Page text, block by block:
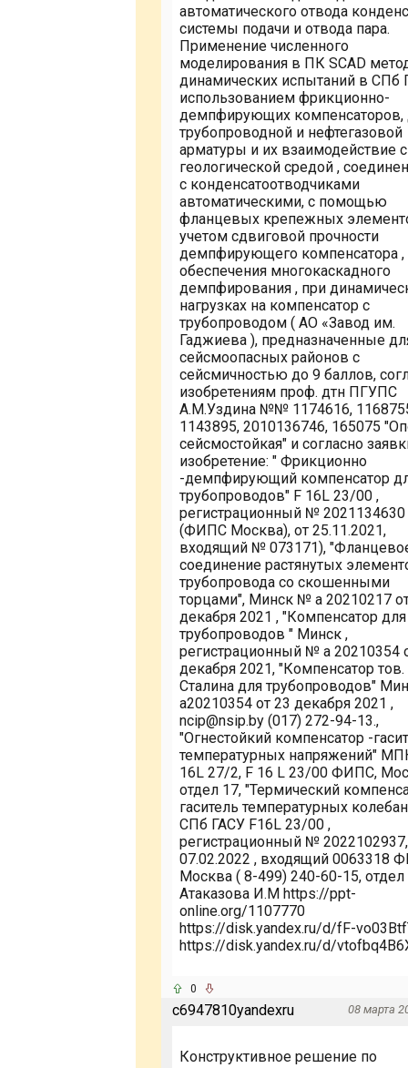
автоматического отвода
системы подачи и отвода пара.
Применение численного
моделирования в ПК SCAD
динамических испытаний в СПб
использованием фрикционно-
демпфирующих компенсаторов,
трубопроводной и нефтегазовой
арматуры и их взаимодействие с
геологической средой ,
с конденсатоотводчиками
автоматическими, с помощью
фланцевых крепежных
учетом сдвиговой прочности
демпфирующего компенсатора ,
обеспечения многокаскадного
демпфирования , при
нагрузках на компенсатор с
трубопроводом ( АО «Завод им.
Гаджиева ), предназначенные
сейсмоопасных районов с
сейсмичностью до 9 баллов,
изобретениям проф. дтн ПГУПС
А.М.Уздина №№ 1174616,
1143895, 2010136746, 165075
сейсмостойкая" и согласно
изобретение: " Фрикционно
-демпфирующий компенсатор
трубопроводов" F 16L 23/00 ,
регистрационный № 2021134630
(ФИПС Москва), от 25.11.2021,
входящий № 073171),
соединение растянутых
трубопровода со скошенными
торцами", Минск № а 20210217
декабря 2021 , "Компенсатор для
трубопроводов " Минск ,
регистрационный № а 20210354
декабря 2021, "Компенсатор тов.
Сталина для трубопроводов"
а20210354 от 23 декабря 2021 ,
ncip@nsip.by (017) 272-94-13.,
"Огнестойкий компенсатор -
температурных напряжений"
16L 27/2, F 16 L 23/00 ФИПС,
отдел 17, "Термический
гаситель температурных
СПб ГАСУ F16L 23/00 ,
регистрационный № 2022102937,
07.02.2022 , входящий 0063318
Москва ( 8-499) 240-60-15, отдел
Атаказова И.М https://ppt-
online.org/1107770
https://disk.yandex.ru/d/fF-
https://disk.yandex.ru/d/
0
c6947810yandexru 08 марта
Конструктивное решение по